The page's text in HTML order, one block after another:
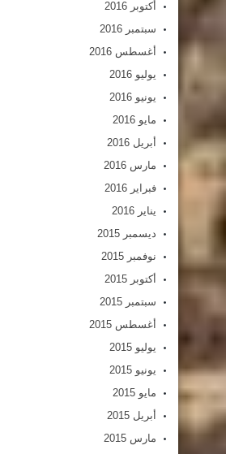
أكتوبر 2016
سبتمبر 2016
أغسطس 2016
يوليو 2016
يونيو 2016
مايو 2016
أبريل 2016
مارس 2016
فبراير 2016
يناير 2016
ديسمبر 2015
نوفمبر 2015
أكتوبر 2015
سبتمبر 2015
أغسطس 2015
يوليو 2015
يونيو 2015
مايو 2015
أبريل 2015
مارس 2015